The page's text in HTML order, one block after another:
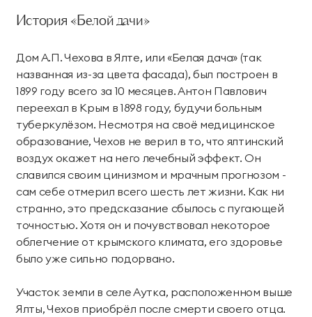
История «Белой дачи»
Дом А.П. Чехова в Ялте, или «Белая дача» (так
названная из-за цвета фасада), был построен в
1899 году всего за 10 месяцев. Антон Павлович
переехал в Крым в 1898 году, будучи больным
туберкулёзом. Несмотря на своё медицинское
образование, Чехов не верил в то, что ялтинский
воздух окажет на него лечебный эффект. Он
славился своим цинизмом и мрачным прогнозом -
сам себе отмерил всего шесть лет жизни. Как ни
странно, это предсказание сбылось с пугающей
точностью. Хотя он и почувствовал некоторое
облегчение от крымского климата, его здоровье
было уже сильно подорвано.
Участок земли в селе Аутка, расположенном выше
Ялты, Чехов приобрёл после смерти своего отца.
Дримвуд
Для детей
Развлекательный
центр «Метрополис»
Анимация
Парк развлечений
«Дримвуд»
Пиратский галеон
«Полундра»
Номера для малышей Услуги няни
Детский клуб
День рождения для
Спорт и активный отдых
Семейные виллы
Винные виллы
Семейные винные
виллы
Президентские
винные виллы
Размещение с
животными
Контакты
СВЯЗАТЬСЯ В МЕССЕНДЖЕРЕ